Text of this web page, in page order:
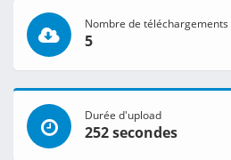
Nombre de téléchargements
5
Durée d'upload
252 secondes